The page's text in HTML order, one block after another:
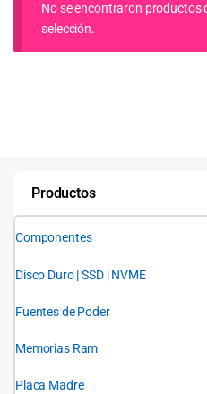
No se encontraron productos
selección.
Productos
Componentes
Disco Duro | SSD | NVME
Fuentes de Poder
Memorias Ram
Placa Madre